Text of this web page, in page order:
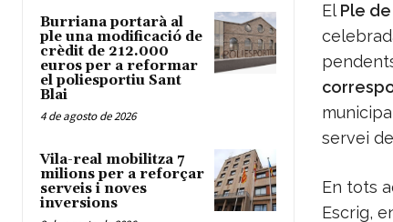
Burriana portarà al
ple una modificació de
crèdit de 212.000
euros per a reformar
el poliesportiu Sant
Blai
4 de agosto de 2026
Vila-real mobilitza 7
milions per a reforçar
serveis i noves
inversions
ElPle
servei
En tots
Escrig,